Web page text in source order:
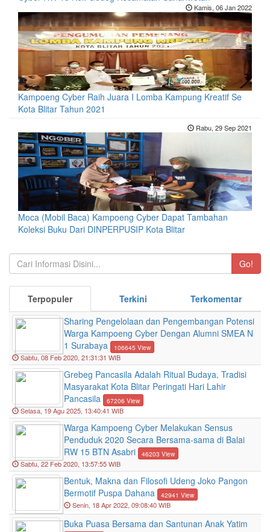
Kamis, 06 Jan 2022
Kampoeng Cyber Raih Juara I Lomba Kampung Kreatif Se
Kota Blitar Tahun 2021
Rabu, 29 Sep 2021
Moca (Mobil Baca) Kampoeng Cyber Dapat Tambahan
Koleksi Buku Dari DINPERPUSIP Kota Blitar
Go!
Terpopuler Terkini
Terkomentar
Sharing Pengelolaan dan Pengembangan Potensi
Warga Kampoeng Cyber Dengan Alumni SMEA N
1 Surabaya
106645 View
Sabtu, 08 Feb 2020, 21:31:31 WIB
Grebeg Pancasila Adalah Ritual Budaya, Tradisi
Masyarakat Kota Blitar Peringati Hari Lahir
Pancasila
67206 View
Selasa, 19 Agu 2025, 13:40:41 WIB
Warga Kampoeng Cyber Melakukan Sensus
Penduduk 2020 Secara Bersama-sama di Balai
RW 15 BTN Asabri
46203 View
Sabtu, 22 Feb 2020, 13:57:55 WIB
Bentuk, Makna dan Filosofi Udeng Joko Pangon
Bermotif Puspa Dahana
42941 View
Senin, 18 Apr 2022, 09:08:40 WIB
Buka Puasa Bersama dan Santunan Anak Yatim
LAKON APIK Vol. 20